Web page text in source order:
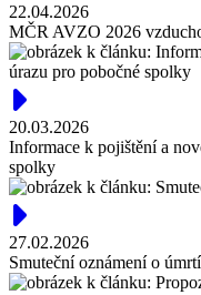
22.04.2026
MČR AVZO 2026
20.03.2026
Informace k pojištění a
spolky
27.02.2026
Smuteční oznámení o